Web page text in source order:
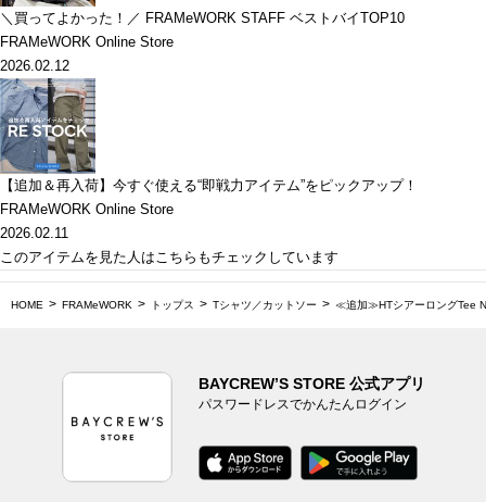
＼買ってよかった！／ FRAMeWORK STAFF ベストバイTOP10
FRAMeWORK Online Store
2026.02.12
【追加＆再入荷】今すぐ使える“即戦力アイテム”をピックアップ！
FRAMeWORK Online Store
2026.02.11
このアイテムを見た人はこちらもチェックしています
HOME FRAMeWORK トップス Tシャツ／カットソー ≪追加≫HTシアーロングTee
BAYCREW’S STORE 公式アプリ
パスワードレスでかんたんログイン